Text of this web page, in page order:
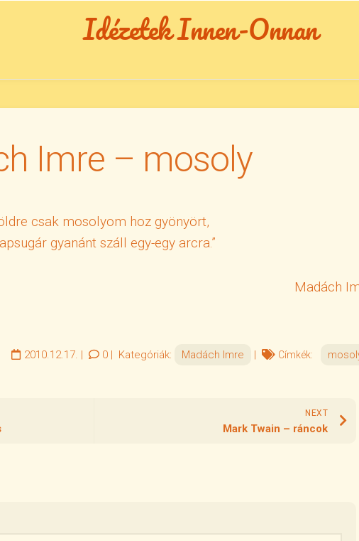
Idézetek Innen-Onnan
Imre – mosoly
csak mosolyom hoz gyönyört,
gyanánt száll egy-egy arcra.”
Madách
2010.12.17. | 0| Kategóriák: Madách Imre | Címkék:
NEXT
Mark Twain – ráncok